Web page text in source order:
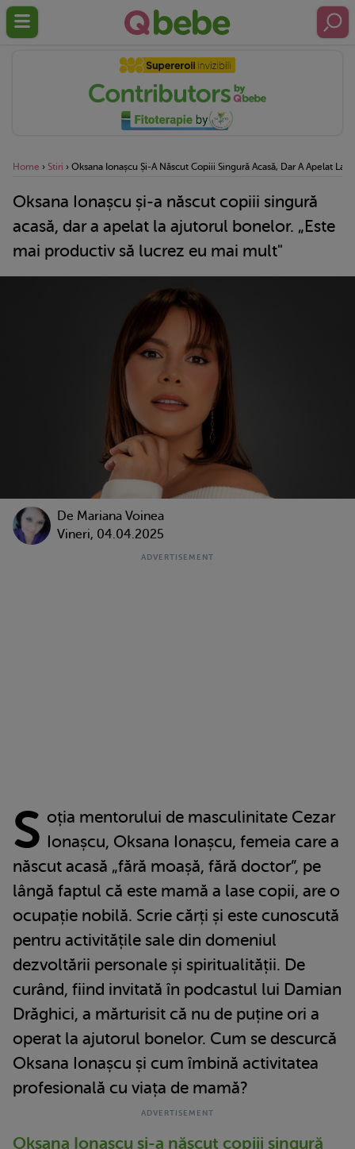
Home › Stiri › Oksana Ionașcu Și-A Născut Copiii Singură Acasă, Dar A Apelat La
Oksana Ionașcu și-a născut copiii singură
acasă, dar a apelat la ajutorul bonelor. „Este
mai productiv să lucrez eu mai mult"
De Mariana Voinea
Vineri, 04.04.2025
S oția mentorului de masculinitate Cezar
Ionașcu, Oksana Ionașcu, femeia care a
născut acasă „fără moașă, fără doctor”, pe
lângă faptul că este mamă a lase copii, are o
ocupație nobilă. Scrie cărți și este cunoscută
pentru activitățile sale din domeniul
dezvoltării personale și spiritualității. De
curând, fiind invitată în podcastul lui Damian
Drăghici, a mărturisit că nu de puține ori a
operat la ajutorul bonelor. Cum se descurcă
Oksana Ionașcu și cum îmbină activitatea
profesională cu viața de mamă?
Oksana Ionașcu și-a născut copiii singură